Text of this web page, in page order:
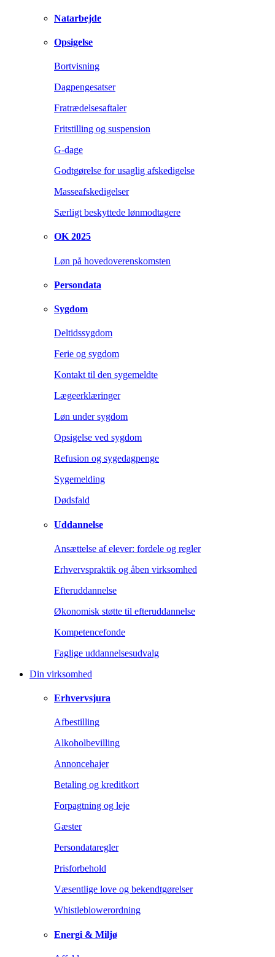
Natarbejde
Opsigelse
Bortvisning
Dagpengesatser
Fratrædelsesaftaler
Fritstilling og suspension
G-dage
Godtgørelse for usaglig afskedigelse
Masseafskedigelser
Særligt beskyttede lønmodtagere
OK 2025
Løn på hovedoverenskomsten
Persondata
Sygdom
Deltidssygdom
Ferie og sygdom
Kontakt til den sygemeldte
Lægeerklæringer
Løn under sygdom
Opsigelse ved sygdom
Refusion og sygedagpenge
Sygemelding
Dødsfald
Uddannelse
Ansættelse af elever: fordele og regler
Erhvervspraktik og åben virksomhed
Efteruddannelse
Økonomisk støtte til efteruddannelse
Kompetencefonde
Faglige uddannelsesudvalg
Din virksomhed
Erhvervsjura
Afbestilling
Alkoholbevilling
Annoncehajer
Betaling og kreditkort
Forpagtning og leje
Gæster
Persondataregler
Prisforbehold
Væsentlige love og bekendtgørelser
Whistleblowerordning
Energi & Miljø